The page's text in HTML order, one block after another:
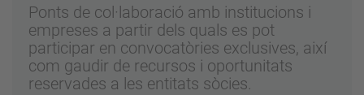
Ponts de col·laboració amb institucions i
empreses a partir dels quals es pot
participar en convocatòries exclusives, així
com gaudir de recursos i oportunitats
reservades a les entitats sòcies.